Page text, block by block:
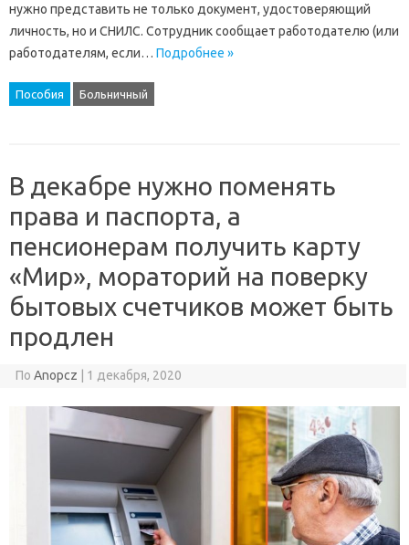
нужно представить не только документ, удостоверяющий
личность, но и СНИЛС. Сотрудник сообщает работодателю (или
работодателям, если… Подробнее »
Пособия Больничный
В декабре нужно поменять
права и​ паспорта, а
пенсионерам​ получить карту
«Мир»​, мораторий на поверку
бытовых счетчиков может быть
продлен
По Anopcz 1 декабря, 2020